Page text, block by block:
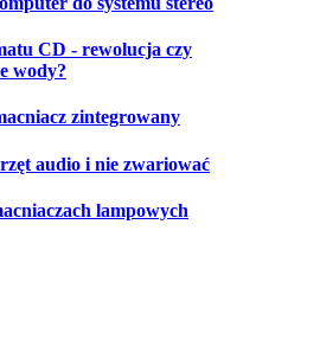
CD - rewolucja czy
wody?
zintegrowany
audio i nie zwariować
lampowych